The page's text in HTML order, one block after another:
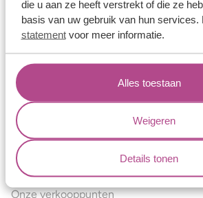
die u aan ze heeft verstrekt of die ze
basis van uw gebruik van hun services.
statementvoor meer informatie.
Alles toestaan
Weigeren
Details tonen
Certificaten
Blogs
Jouw voordelen
Conflictvrije Materialen
Oneindig veel mogelijkheden
Kwaliteit
Juweliers & Contact
Onze verkooppunten